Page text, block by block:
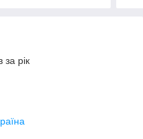
за рік